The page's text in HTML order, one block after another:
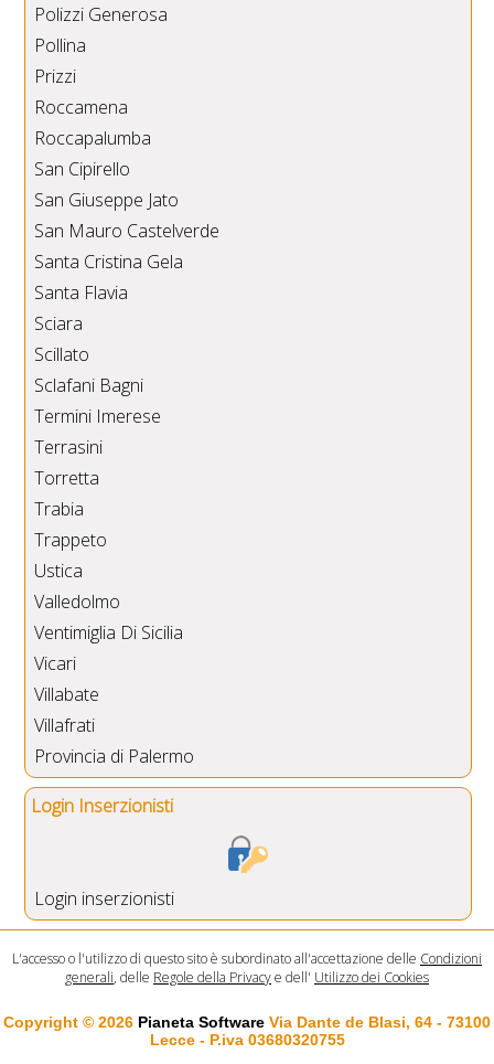
Polizzi Generosa
Pollina
Prizzi
Roccamena
Roccapalumba
San Cipirello
San Giuseppe Jato
San Mauro Castelverde
Santa Cristina Gela
Santa Flavia
Sciara
Scillato
Sclafani Bagni
Termini Imerese
Terrasini
Torretta
Trabia
Trappeto
Ustica
Valledolmo
Ventimiglia Di Sicilia
Vicari
Villabate
Villafrati
Provincia di Palermo
Login Inserzionisti
Login inserzionisti
L'accesso o l'utilizzo di questo sito è subordinato all'accettazione delle Condizioni
generali, delle Regole della Privacye dell' Utilizzo dei Cookies
Copyright © 2026 Pianeta Software Via Dante de Blasi, 64 - 73100
Lecce - P.iva 03680320755